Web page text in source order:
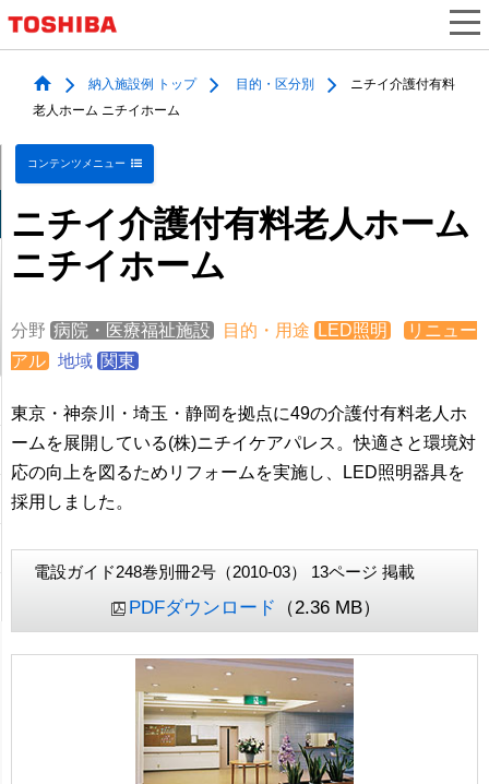
納入施設例 トップ 目的・区分別
ニチイ介護付有料
老人ホーム ニチイホーム
コンテンツメニュー
ニチイ介護付有料老人ホーム
ニチイホーム
分野 病院・医療福祉施設 目的・用途 LED照明
リニュー
アル
地域 関東
東京・神奈川・埼玉・静岡を拠点に49の介護付有料老人ホ
ームを展開している(株)ニチイケアパレス。快適さと環境対
応の向上を図るためリフォームを実施し、LED照明器具を
採用しました。
電設ガイド248巻別冊2号（2010-03） 13ページ 掲載
PDFダウンロード （2.36 MB）